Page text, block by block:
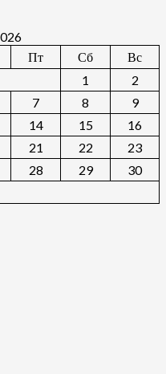
Пт Сб
Вс
1
2
7 8
9
14 15
16
21 22
23
28 29
30